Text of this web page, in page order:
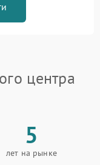
центра
5
лет на рынке